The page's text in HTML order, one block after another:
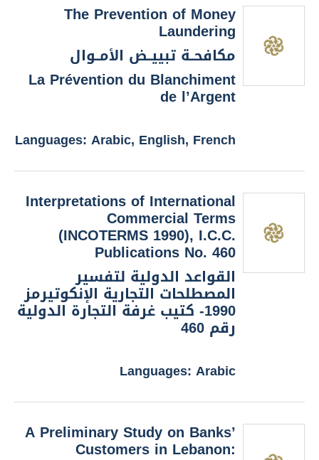
The Prevention of Money
Laundering
مكافحــة تبييــض الأمــوال
La Prévention du Blanchiment
de l’Argent
Languages: Arabic, English, French
Interpretations of International
Commercial Terms
(INCOTERMS 1990), I.C.C.
Publications No. 460
القواعد الدولية لتفسير
المصطلحات التجارية الإنكوتيرمز
1990- كتيب غرفة التجارة الدولية
رقم 460
Languages: Arabic
A Preliminary Study on Banks’
Customers in Lebanon: